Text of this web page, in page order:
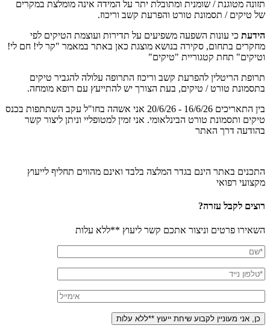
תזונה מטוגנת / שומנית ומתובלת יתר על המידה אינה מומלצת במקרים
של טיקים / תסמונת טורט והפרעת קשב וריכוז.
הידעת כי עונות השפעה משפיעים על תדירות ועוצמת הטיקים לפי
מחקרים בתחום, סקירה בנושא מוצגת כאן באתר במאמר "קר לי! חם לי!
וטיקים" תחת קטגוריית "טיקים"
תרופת הריטלין להפרעת קשב וריכוז התרופה עלולה להגביר טיקים
בתסמונת טורט / טיקים, בעת הצורך יש להתייעץ עם רופא מומחה.
בין התאריכים 16/6/26 - 20/6/26 אני אשהה בחו"ל עקב השתתפות בכנס
טיקים ותסמונת טורט הבינלאומי. אני זמין למטופליי וניתן ליצור קשר
בהודעה דרך האתר
התכנים באתר הינם בגדר המלצה בלבד ואינם מהווים תחליף לייעוץ
מקצועי רפואי
רוצים לקבל עזרה?
השאירו פרטים וניצור אתכם קשר ליעוץ **ללא עלות